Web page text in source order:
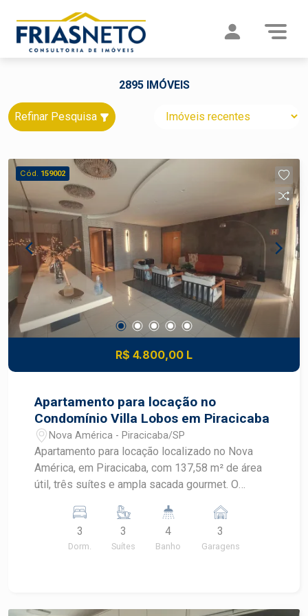
2895 IMÓVEIS
Refinar Pesquisa
Cód. 159002
R$ 4.800,00 L
Apartamento para locação no
Condomínio Villa Lobos em Piracicaba
Nova América - Piracicaba/SP
Apartamento para locação localizado no Nova
América, em Piracicaba, com 137,58 m² de área
útil, três suítes e ampla sacada gourmet. O
condomínio completo, com lazer diversificado e
portaria 24 horas. CARACTERÍSTICAS DO
IMÓVEL - Área útil de 137,58 m² - 3 dormitórios,
3
Dorm.
3
Suítes
4
Banho
3
Garagens